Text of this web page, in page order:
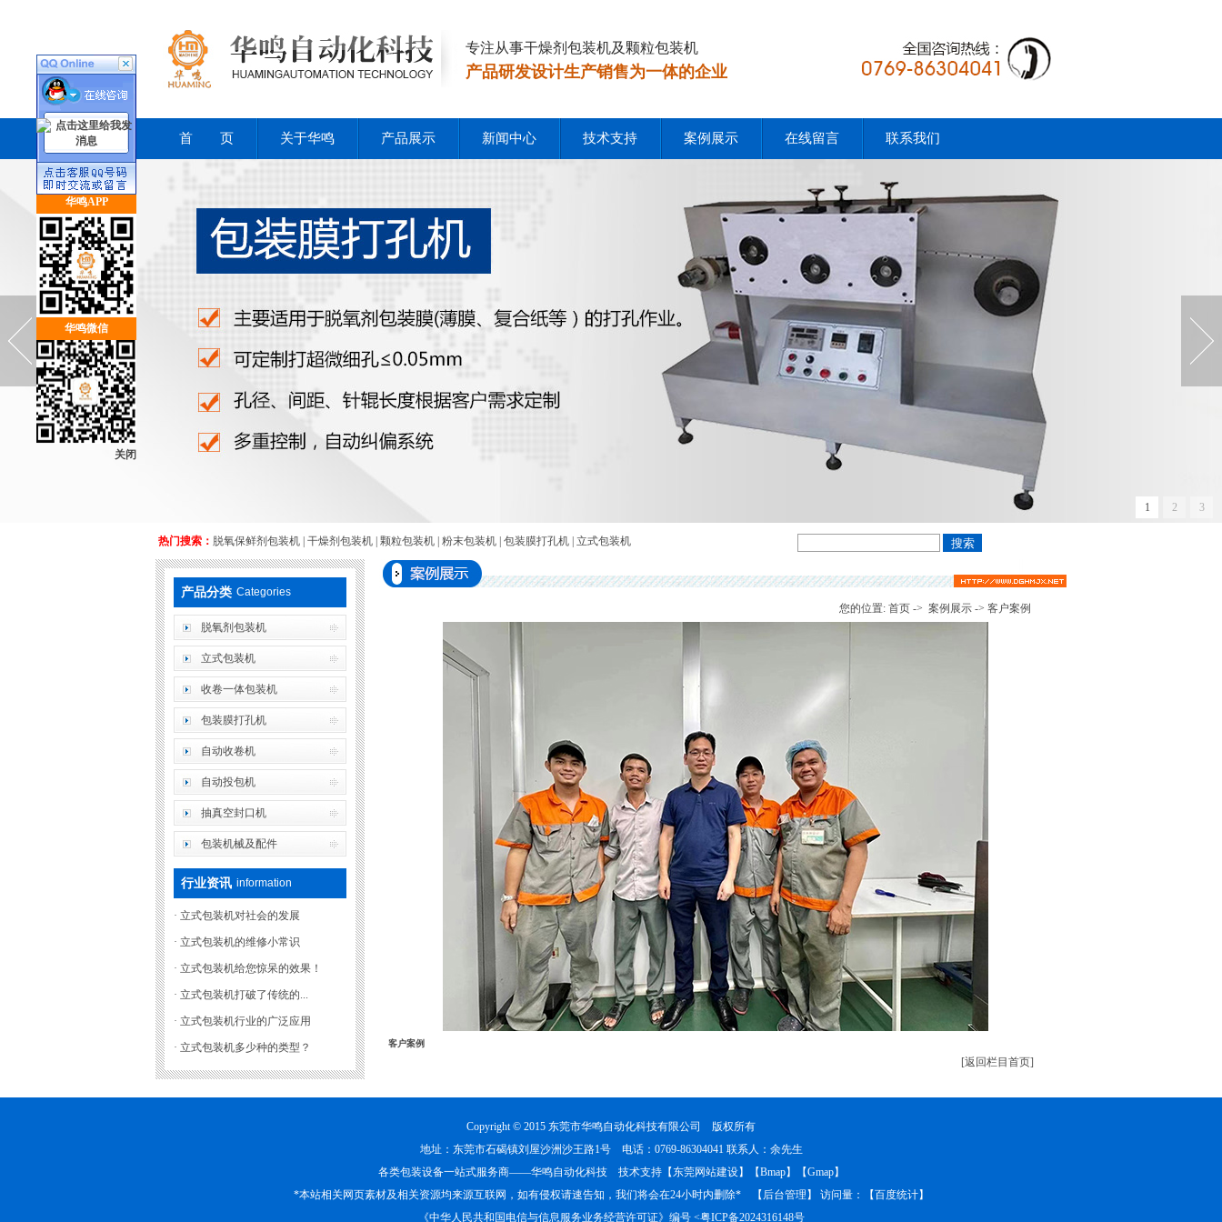
专注从事干燥剂包装机及颗粒包装机
产品研发设计生产销售为一体的企业
首 页 关于华鸣 产品展示 新闻中心 技术支持 案例展示 在线留言 联系我们
1 2 3
热门搜索： 脱氧保鲜剂包装机 干燥剂包装机 颗粒包装机 粉末包装机 包装膜打孔机 立式包装机
产品分类 Categories
脱氧剂包装机
立式包装机
收卷一体包装机
包装膜打孔机
自动收卷机
自动投包机
抽真空封口机
包装机械及配件
行业资讯 information
· 立式包装机对社会的发展
· 立式包装机的维修小常识
· 立式包装机给您惊呆的效果！
· 立式包装机打破了传统的...
· 立式包装机行业的广泛应用
· 立式包装机多少种的类型？
您的位置:首页 ->案例展示 -> 客户案例
客户案例
[返回栏目首页]
Copyright © 2015 东莞市华鸣自动化科技有限公司 版权所有
地址：东莞市石碣镇刘屋沙洲沙王路1号 电话：0769-86304041 联系人：余先生
各类包装设备一站式服务商——华鸣自动化科技 技术支持【东莞网站建设】【Bmap】【Gmap】
*本站相关网页素材及相关资源均来源互联网，如有侵权请速告知，我们将会在24小时内删除* 【 后台管理 】 访问量： 【百度统计】
《中华人民共和国电信与信息服务业务经营许可证》编号 <粤ICP备2024316148号
华鸣APP
华鸣微信
关闭